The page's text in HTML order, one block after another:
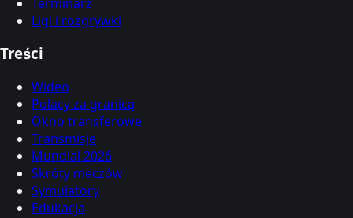
Ligi i rozgrywki
Treści
Wideo
Polacy za granicą
Okno transferowe
Transmisje
Mundial 2026
Skróty meczów
Symulatory
Edukacja